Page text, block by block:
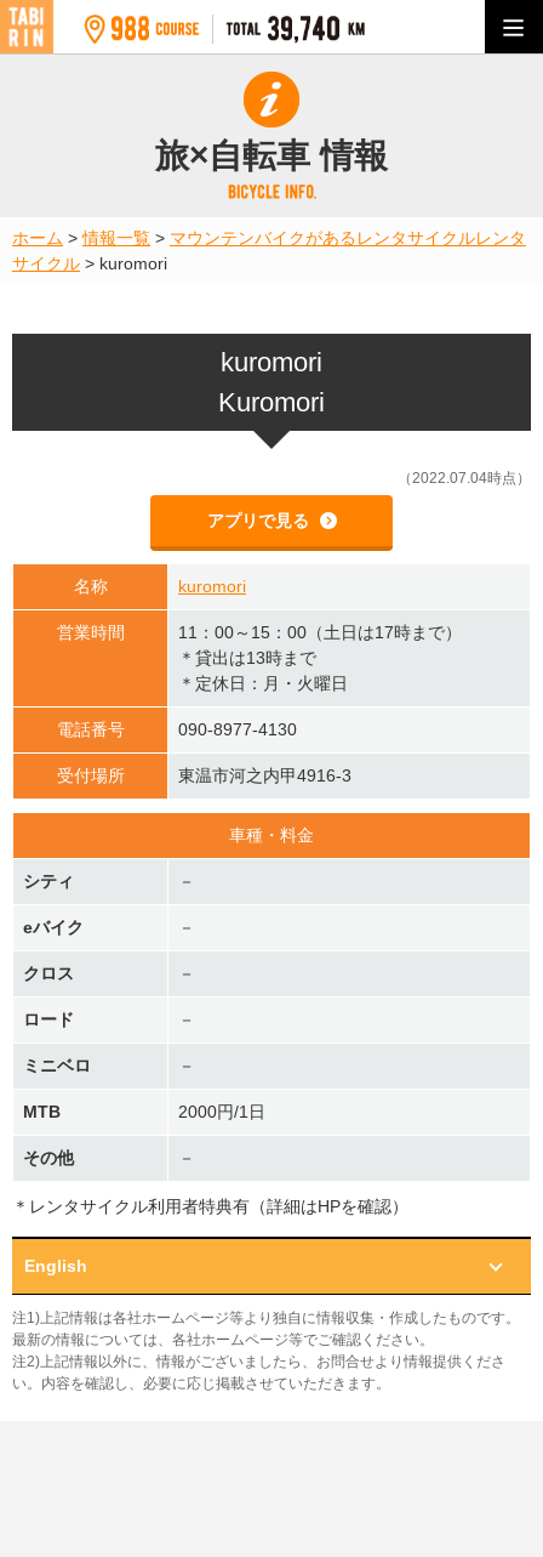
旅×自転車 情報
ホーム >情報一覧 > マウンテンバイクがあるレンタサイクルレンタ
サイクル > kuromori
kuromori
Kuromori
（2022.07.04時点）
アプリで見る
名称 kuromori
営業時間
11：00～15：00（土日は17時まで）
＊貸出は13時まで
＊定休日：月・火曜日
電話番号 090-8977-4130
受付場所 東温市河之内甲4916-3
車種・料金
シティ －
eバイク －
クロス －
ロード －
ミニベロ －
MTB 2000円/1日
その他 －
＊レンタサイクル利用者特典有（詳細はHPを確認）
English
注1)上記情報は各社ホームページ等より独自に情報収集・作成したものです。
最新の情報については、各社ホームページ等でご確認ください。
注2)上記情報以外に、情報がございましたら、お問合せより情報提供くださ
い。内容を確認し、必要に応じ掲載させていただきます。